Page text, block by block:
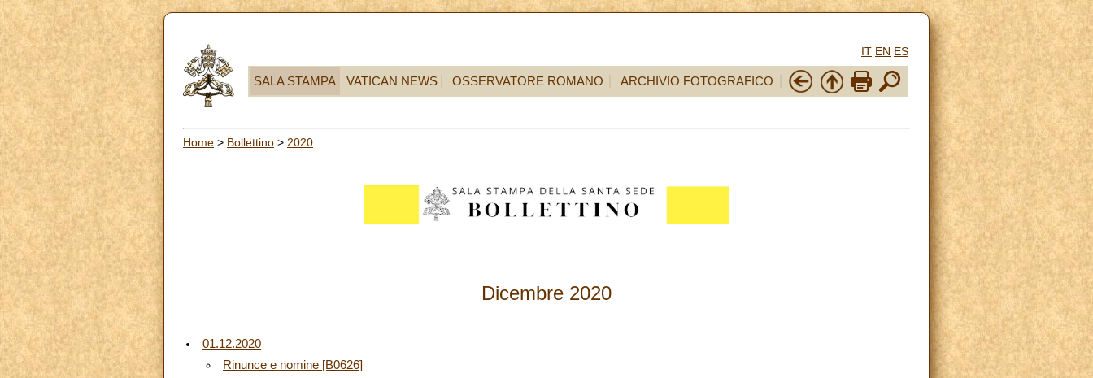
IT EN ES
SALA STAMPA VATICAN NEWS OSSERVATORE ROMANO ARCHIVIO FOTOGRAFICO
Home > Bollettino > 2020
Dicembre 2020
01.12.2020
Rinunce e nomine [B0626]